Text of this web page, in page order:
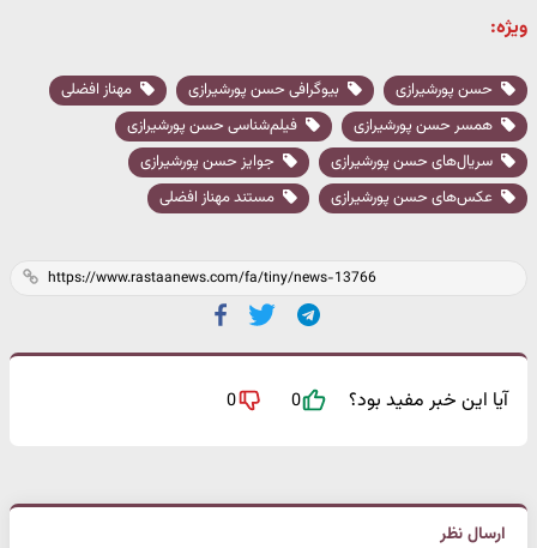
ویژه:
حسن پورشیرازی بیوگرافی حسن پورشیرازی
مهناز افضلی
همسر حسن پورشیرازی
فیلم‎‌شناسی حسن پورشیرازی
سریال‌های حسن پورشیرازی
جوایز حسن پورشیرازی
عکس‌های حسن پورشیرازی
مستند مهناز افضلی
آیا این خبر مفید بود؟ 0
0
ارسال نظر